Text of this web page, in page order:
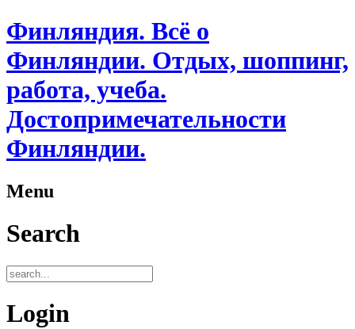
Финляндия. Всё о
Финляндии. Отдых, шоппинг,
работа, учеба.
Достопримечательности
Финляндии.
Menu
Search
Login